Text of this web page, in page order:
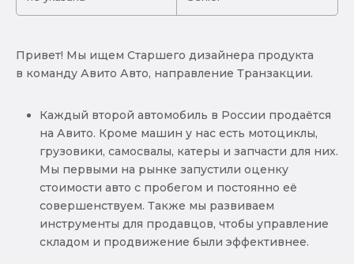
Привет! Мы ищем Старшего дизайнера продукта
в команду Авито Авто, направление Транзакции.
Каждый второй автомобиль в России продаётся
на Авито. Кроме машин у нас есть мотоциклы,
грузовики, самосвалы, катеры и запчасти для них.
Мы первыми на рынке запустили оценку
стоимости авто с пробегом и постоянно её
совершенствуем. Также мы развиваем
инструменты для продавцов, чтобы управление
складом и продвижение были эффективнее.